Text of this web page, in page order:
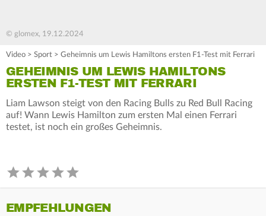
© glomex, 19.12.2024
Video > Sport > Geheimnis um Lewis Hamiltons ersten F1-Test mit Ferrari
GEHEIMNIS UM LEWIS HAMILTONS
ERSTEN F1-TEST MIT FERRARI
Liam Lawson steigt von den Racing Bulls zu Red Bull Racing
auf! Wann Lewis Hamilton zum ersten Mal einen Ferrari
testet, ist noch ein großes Geheimnis.
EMPFEHLUNGEN